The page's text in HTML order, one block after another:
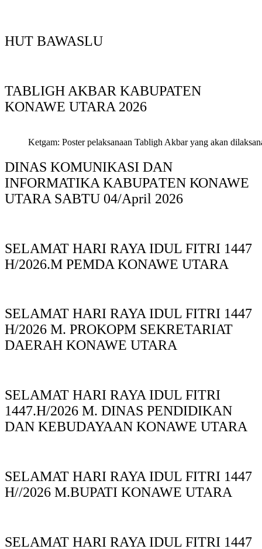
HUT BAWASLU
TABLIGH AKBAR KABUPATEN
KONAWE UTARA 2026
Ketgam: Poster pelaksanaan Tabligh Akbar yang akan
DINAS KOMUNIKASI DAN
INFORMATIKA KABUPAΤΕΝ ΚΟNAWE
UTARA SABTU 04/April 2026
SELAMAT HARI RAYA IDUL FITRI 1447
H/2026.M PEMDA KONAWE UTARA
SELAMAT HARI RAYA IDUL FITRI 1447
H/2026 M. PROKOPM SEKRETARIAT
DAERAH KONAWE UTARA
SELAMAT HARI RAYA IDUL FITRI
1447.H/2026 M. DINAS PENDIDIKAN
DAN KEBUDAYAAN KONAWE UTARA
SELAMAT HARI RAYA IDUL FITRI 1447
H//2026 M.BUPATI KONAWE UTARA
SELAMAT HARI RAYA IDUL FITRI 1447